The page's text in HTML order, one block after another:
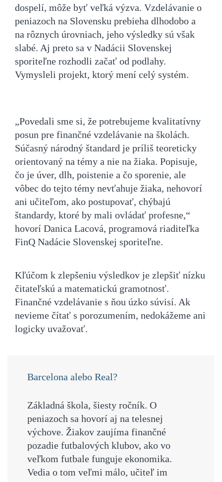
dospelí, môže byť veľká výzva. Vzdelávanie o
peniazoch na Slovensku prebieha dlhodobo a
na rôznych úrovniach, jeho výsledky sú však
slabé. Aj preto sa v Nadácii Slovenskej
sporiteľne rozhodli začať od podlahy.
Vymysleli projekt, ktorý mení celý systém.
„Povedali sme si, že potrebujeme kvalitatívny
posun pre finančné vzdelávanie na školách.
Súčasný národný štandard je príliš teoreticky
orientovaný na témy a nie na žiaka. Popisuje,
čo je úver, dlh, poistenie a čo sporenie, ale
vôbec do tejto témy nevťahuje žiaka, nehovorí
ani učiteľom, ako postupovať, chýbajú
štandardy, ktoré by mali ovládať profesne,“
hovorí Danica Lacová, programová riaditeľka
FinQ Nadácie Slovenskej sporiteľne.
Kľúčom k zlepšeniu výsledkov je zlepšiť nízku
čitateľskú a matematickú gramotnosť.
Finančné vzdelávanie s ňou úzko súvisí. Ak
nevieme čítať s porozumením, nedokážeme ani
logicky uvažovať.
Barcelona alebo Real?
Základná škola, šiesty ročník. O
peniazoch sa hovorí aj na telesnej
výchove. Žiakov zaujíma finančné
pozadie futbalových klubov, ako vo
veľkom futbale funguje ekonomika.
Vedia o tom veľmi málo, učiteľ im